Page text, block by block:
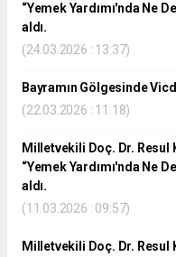
“Yemek Yardımı'nda Ne
aldı.
(24.03.2026 : 13:37)
Bayramın Gölgesinde
(22.03.2026 : 11:18)
Milletvekili Doç. Dr. Resul
“Yemek Yardımı'nda Ne
aldı.
(11.03.2026 : 09:57)
Milletvekili Doç. Dr. Resul